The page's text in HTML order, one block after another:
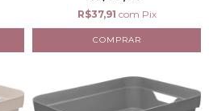
R$37,91 com Pix